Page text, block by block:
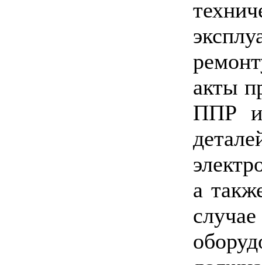
акты
ППР и
а